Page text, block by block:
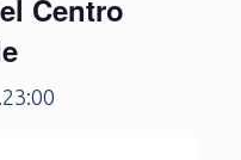
Centro
.23:00